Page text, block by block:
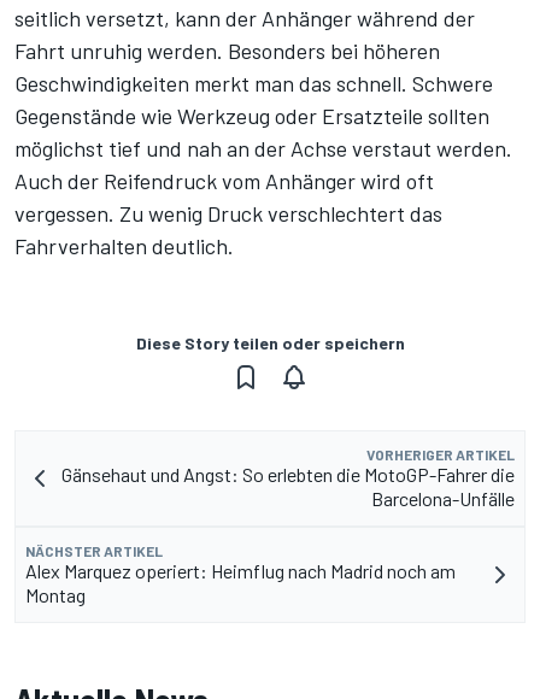
seitlich versetzt, kann der Anhänger während der
Fahrt unruhig werden. Besonders bei höheren
Geschwindigkeiten merkt man das schnell. Schwere
Gegenstände wie Werkzeug oder Ersatzteile sollten
möglichst tief und nah an der Achse verstaut werden.
Auch der Reifendruck vom Anhänger wird oft
vergessen. Zu wenig Druck verschlechtert das
Fahrverhalten deutlich.
Diese Story teilen oder speichern
VORHERIGER ARTIKEL
Gänsehaut und Angst: So erlebten die MotoGP-Fahrer die
Barcelona-Unfälle
NÄCHSTER ARTIKEL
Alex Marquez operiert: Heimflug nach Madrid noch am
Montag